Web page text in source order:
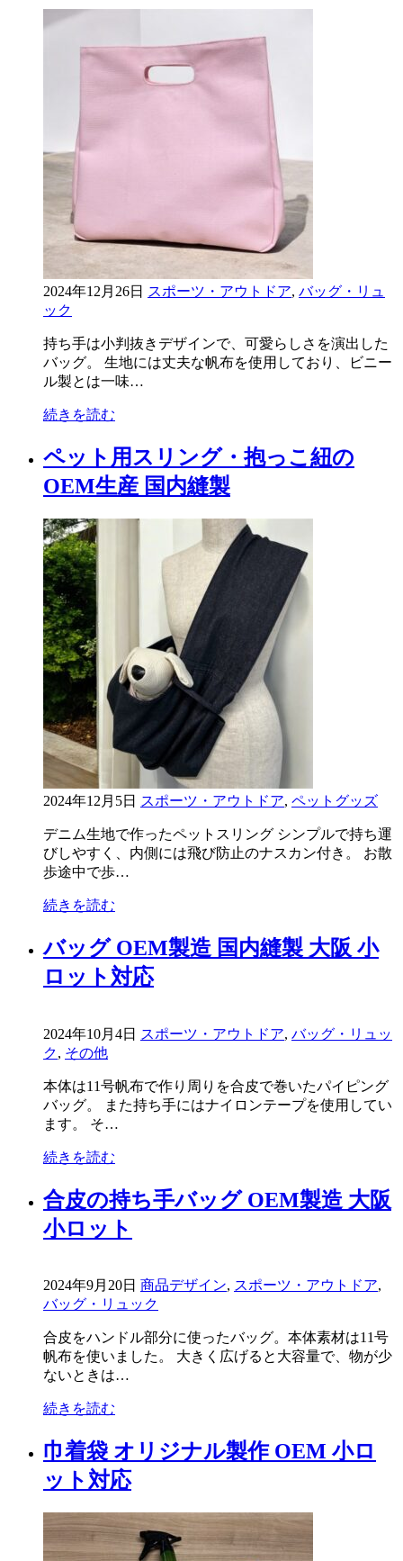
2024年12月26日 スポーツ・アウトドア, バッグ・リュ
ック
持ち手は小判抜きデザインで、可愛らしさを演出した
バッグ。 生地には丈夫な帆布を使用しており、ビニー
ル製とは一味…
続きを読む
ペット用スリング・抱っこ紐の
OEM生産 国内縫製
2024年12月5日 スポーツ・アウトドア, ペットグッズ
デニム生地で作ったペットスリング シンプルで持ち運
びしやすく、内側には飛び防止のナスカン付き。 お散
歩途中で歩…
続きを読む
バッグ OEM製造 国内縫製 大阪 小
ロット対応
2024年10月4日 スポーツ・アウトドア, バッグ・リュッ
ク, その他
本体は11号帆布で作り周りを合皮で巻いたパイピング
バッグ。 また持ち手にはナイロンテープを使用してい
ます。 そ…
続きを読む
合皮の持ち手バッグ OEM製造 大阪
小ロット
2024年9月20日 商品デザイン, スポーツ・アウトドア,
バッグ・リュック
合皮をハンドル部分に使ったバッグ。本体素材は11号
帆布を使いました。 大きく広げると大容量で、物が少
ないときは…
続きを読む
巾着袋 オリジナル製作 OEM 小ロ
ット対応